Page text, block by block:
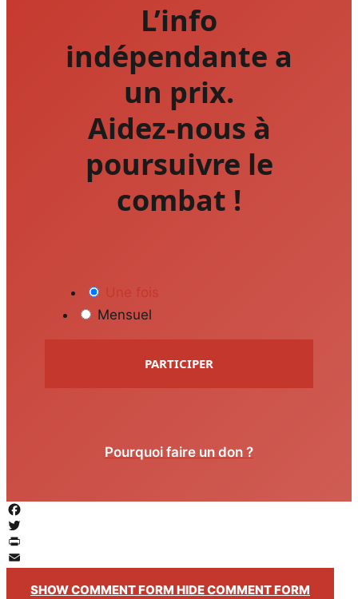
L’info
indépendante a
un prix.
Aidez-nous à
poursuivre le
combat !
Mensuel
PARTICIPER
Pourquoi faire un don ?
Facebook
Twitter
PrintFriendly
Email
SHOW COMMENT FORM HIDE COMMENT FORM